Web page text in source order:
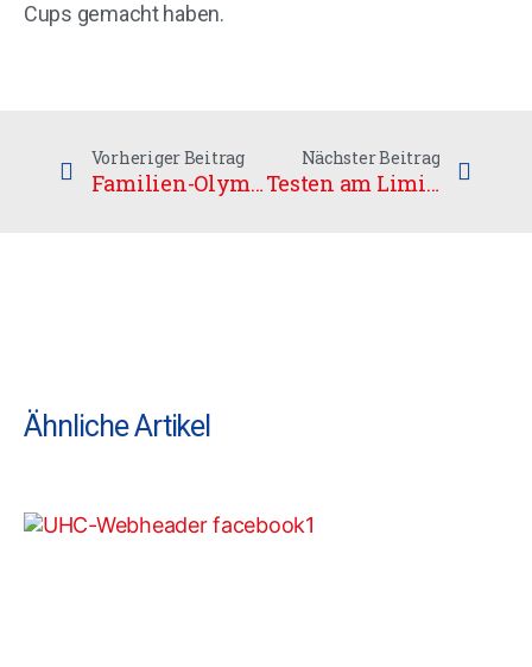
Cups gemacht haben.
Vorheriger Beitrag
Familien-Olympiade in Mertendorf
Nächster Beitrag
Testen am Limit – eine Reise gen Alpen
Ähnliche Artikel